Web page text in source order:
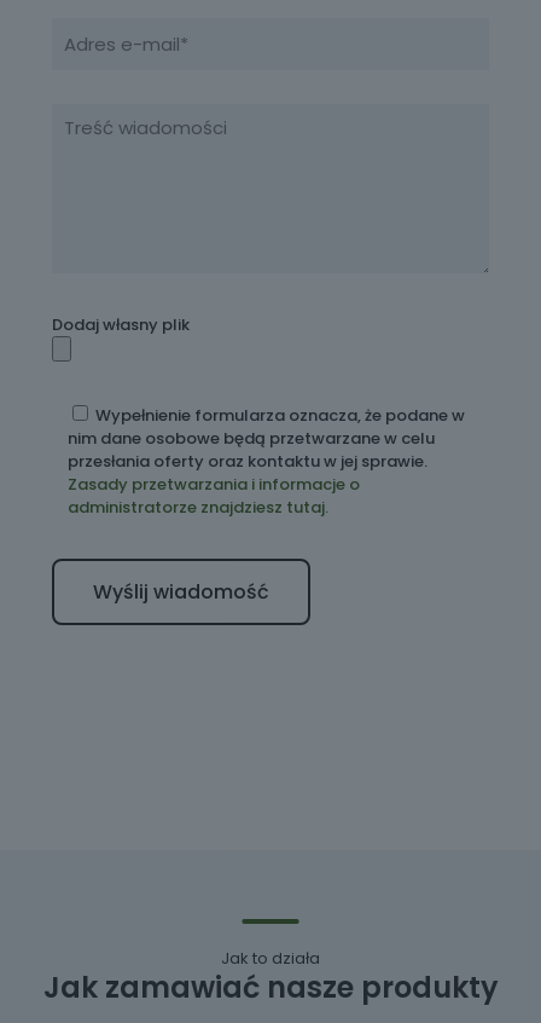
Dodaj własny plik
Wypełnienie formularza oznacza, że podane w
nim dane osobowe będą przetwarzane w celu
przesłania oferty oraz kontaktu w jej sprawie.
Zasady przetwarzania i informacje o
administratorze znajdziesz tutaj.
Jak zamawiać nasze produkty
Jak to działa